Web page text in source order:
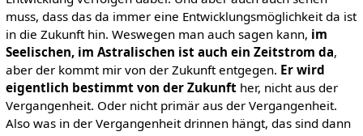
muss, dass das da immer eine Entwicklungsmöglichkeit da ist
in die Zukunft hin. Weswegen man auch sagen kann, im
Seelischen, im Astralischen ist auch ein Zeitstrom da,
aber der kommt mir von der Zukunft entgegen. Er wird
eigentlich bestimmt von der Zukunfther, nicht aus der
Vergangenheit. Oder nicht primär aus der Vergangenheit.
Also was in der Vergangenheit drinnen hängt, das sind dann